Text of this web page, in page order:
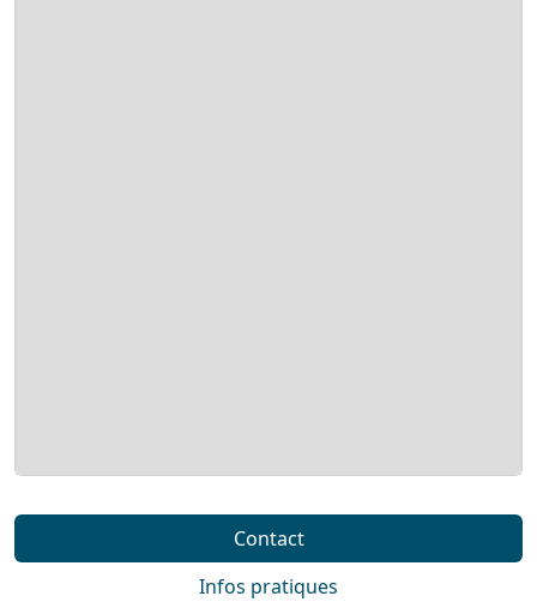
Contact
Infos pratiques